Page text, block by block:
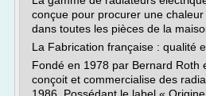
conçue pour procurer une
dans toutes les pièces de la
La Fabrication française : qualité
Fondé en 1978 par Bernard Roth
conçoit et commercialise des